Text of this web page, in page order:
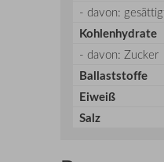
- davon:
Kohlenhydrate
- davon: Zucker
Ballaststoffe
Eiweiß
Salz